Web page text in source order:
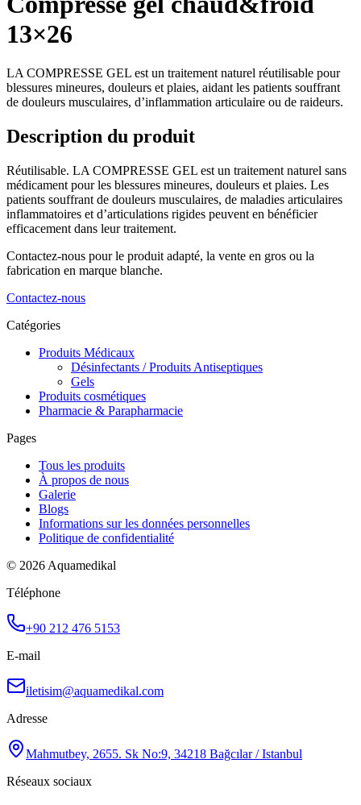
13×26
LA COMPRESSE GEL est un traitement naturel réutilisable pour
blessures mineures, douleurs et plaies, aidant les patients souffrant
de douleurs musculaires, d’inflammation articulaire ou de raideurs.
Description du produit
Réutilisable. LA COMPRESSE GEL est un traitement naturel sans
médicament pour les blessures mineures, douleurs et plaies. Les
patients souffrant de douleurs musculaires, de maladies articulaires
inflammatoires et d’articulations rigides peuvent en bénéficier
efficacement dans leur traitement.
Contactez-nous pour le produit adapté, la vente en gros ou la
fabrication en marque blanche.
Contactez-nous
Catégories
Produits Médicaux
Désinfectants / Produits Antiseptiques
Gels
Produits cosmétiques
Pharmacie & Parapharmacie
Pages
Tous les produits
À propos de nous
Galerie
Blogs
Informations sur les données personnelles
Politique de confidentialité
© 2026 Aquamedikal
Téléphone
+90 212 476 5153
E-mail
iletisim@aquamedikal.com
Adresse
Mahmutbey, 2655. Sk No:9, 34218 Bağcılar / Istanbul
Réseaux sociaux